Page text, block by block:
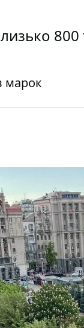
марок